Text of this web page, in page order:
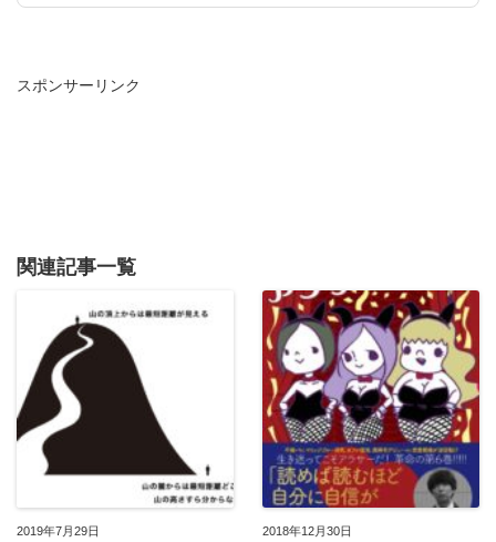
スポンサーリンク
関連記事一覧
2019年7月29日 2018年12月30日